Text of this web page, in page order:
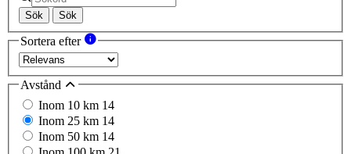
Sök Sök
Sortera efter
Avstånd
Inom 10 km 14
Inom 25 km 14
Inom 50 km 14